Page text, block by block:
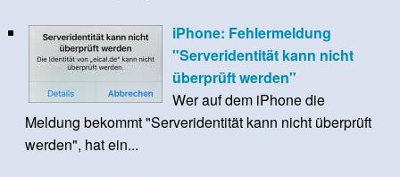
iPhone: Fehlermeldung
"Serveridentität kann nicht
überprüft werden"
Wer auf dem iPhone die
Meldung bekommt "Serveridentität kann nicht überprüft
werden", hat ein...